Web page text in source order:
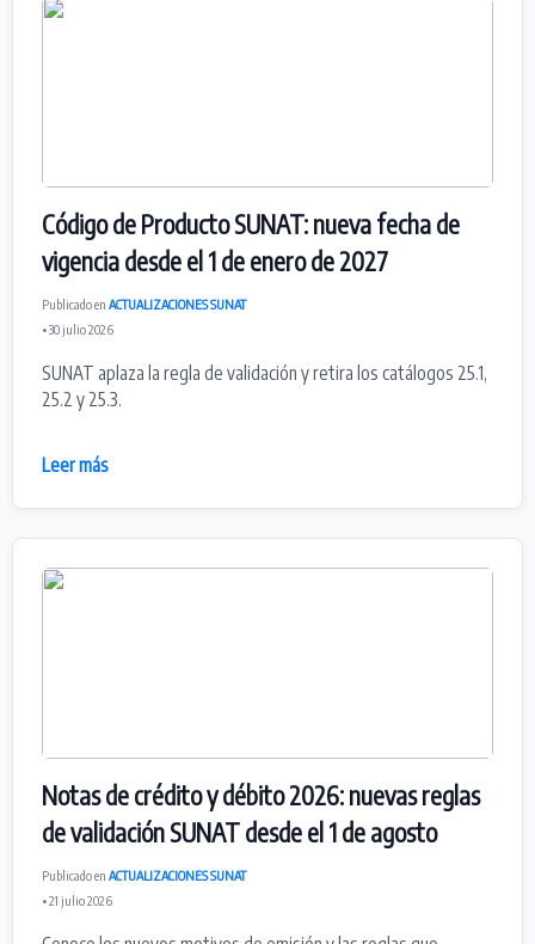
Código de Producto SUNAT: nueva fecha de
vigencia desde el 1 de enero de 2027
Publicado en ACTUALIZACIONES SUNAT
• 30 julio 2026
SUNAT aplaza la regla de validación y retira los catálogos 25.1,
25.2 y 25.3.
Leer más
Notas de crédito y débito 2026: nuevas reglas
de validación SUNAT desde el 1 de agosto
Publicado en ACTUALIZACIONES SUNAT
• 21 julio 2026